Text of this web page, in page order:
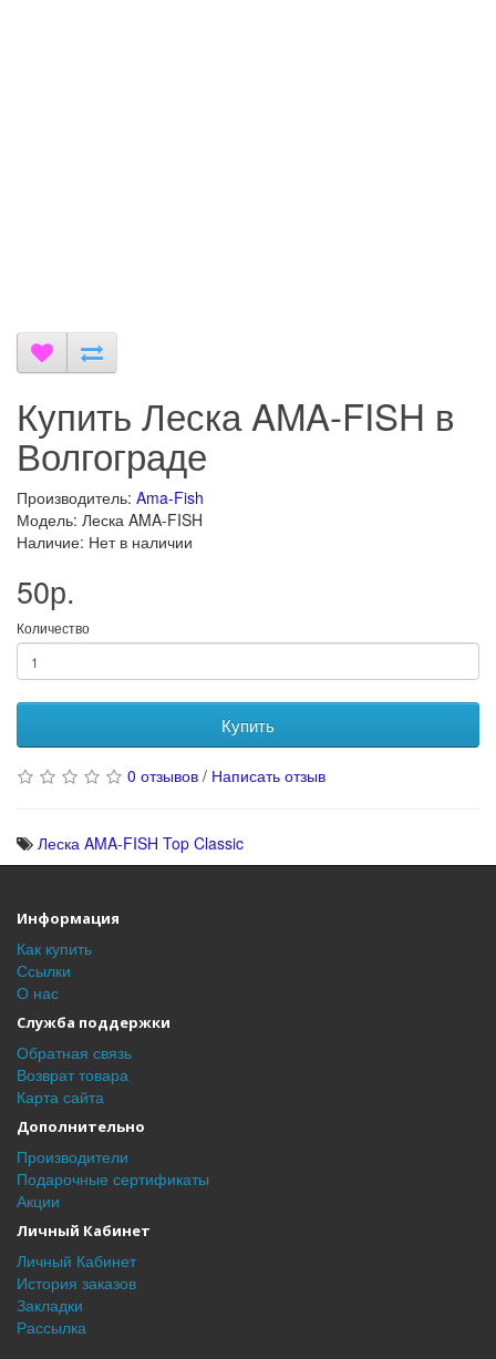
Купить Леска AMA-FISH в
Волгограде
Производитель: Ama-Fish
Модель: Леска AMA-FISH
Наличие: Нет в наличии
50р.
Количество
Купить
0 отзывов / Написать отзыв
Леска AMA-FISH Top Classic
Информация
Как купить
Ссылки
О нас
Служба поддержки
Обратная связь
Возврат товара
Карта сайта
Дополнительно
Производители
Подарочные сертификаты
Акции
Личный Кабинет
Личный Кабинет
История заказов
Закладки
Рассылка